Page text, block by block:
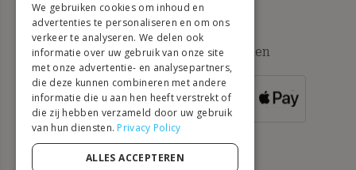
Beschikbare betaalmethoden
VOOR
VANAF 500 €
DUTCH
GERMAN
ITALIAN
PORTUGUESE
We gebruiken cookies om inhoud en
advertenties te personaliseren en om ons
verkeer te analyseren. We delen ook
informatie over uw gebruik van onze site
met onze advertentie- en analysepartners,
die deze kunnen combineren met andere
informatie die u aan hen heeft verstrekt of
die zij hebben verzameld door uw gebruik
van hun diensten. Privacy Policy
ALLES ACCEPTEREN